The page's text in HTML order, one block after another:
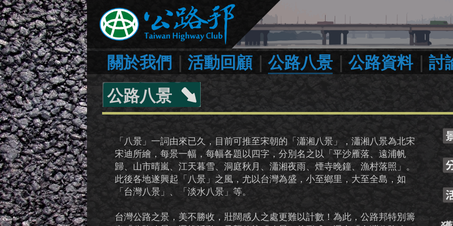
關於我們 ｜ 活動回顧｜ 公路八景 ｜ 公路資料｜ 討
公路八景
「八景」一詞由來已久，目前可推至宋朝的「瀟湘八景」，瀟湘八景為北宋
宋迪所繪，每景一幅，每幅各題以四字，分別名之以「平沙雁落、遠浦帆
歸、山市晴嵐、江天暮雪、洞庭秋月、瀟湘夜雨、煙寺晚鐘、漁村落照」。
此後各地遂興起「八景」之風，尤以台灣為盛，小至鄉里，大至全島，如
「台灣八景」、「淡水八景」等。
台灣公路之景，美不勝收，壯闊感人之處更難以計數！為此，公路邦特別籌